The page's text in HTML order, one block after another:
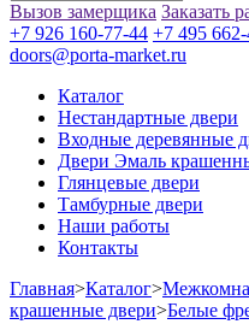
Вызов замерщика Заказать
+7 926 160-77-44 +7 495
doors@porta-market.ru
Каталог
Нестандартные двери
Входные деревянные
Двери Эмаль
Глянцевые двери
Тамбурные двери
Наши работы
Контакты
Главная>Каталог>
крашенные двери>Белые